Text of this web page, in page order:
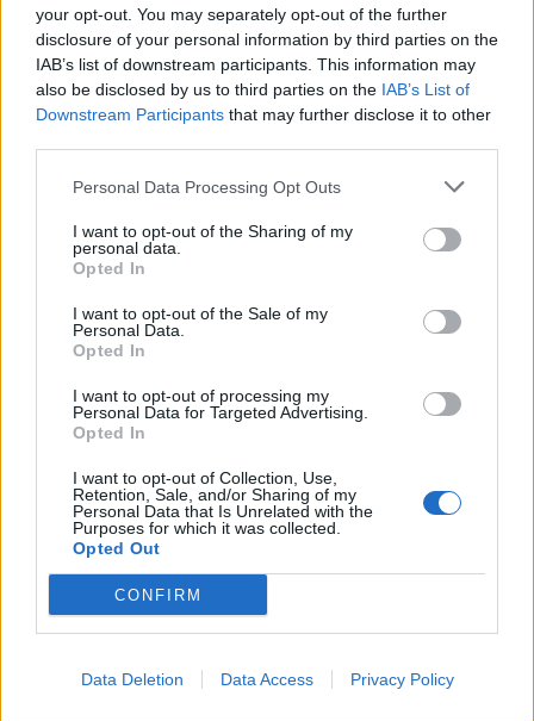
your opt-out. You may separately opt-out of the further
disclosure of your personal information by third parties on the
IAB’s list of downstream participants. This information may
also be disclosed by us to third parties on the IAB’s List of
Downstream Participants that may further disclose it to other
Personal Data Processing Opt Outs
I want to opt-out of the Sharing of my
personal data.
Opted In
I want to opt-out of the Sale of my
Personal Data.
Opted In
I want to opt-out of processing my
Personal Data for Targeted Advertising.
Opted In
I want to opt-out of Collection, Use,
Retention, Sale, and/or Sharing of my
Personal Data that Is Unrelated with the
Purposes for which it was collected.
Opted Out
CONFIRM
Data Deletion Data Access Privacy Policy
Изкуствен интелект за първи път
създаде нови жизнеспособни вируси
Астронавти на NASA излязоха в
открития космос